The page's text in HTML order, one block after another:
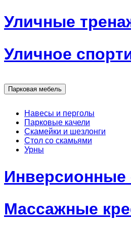
Уличные
Уличное
Парковая мебель
Навесы и перголы
Парковые качели
Скамейки и шезлонги
Стол со скамьями
Урны
Инверсионные
Массажные